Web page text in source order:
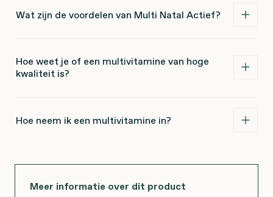
Wat zijn de voordelen van Multi Natal Actief?
Hoe weet je of een multivitamine van hoge
kwaliteit is?
Hoe neem ik een multivitamine in?
Meer informatie over dit product